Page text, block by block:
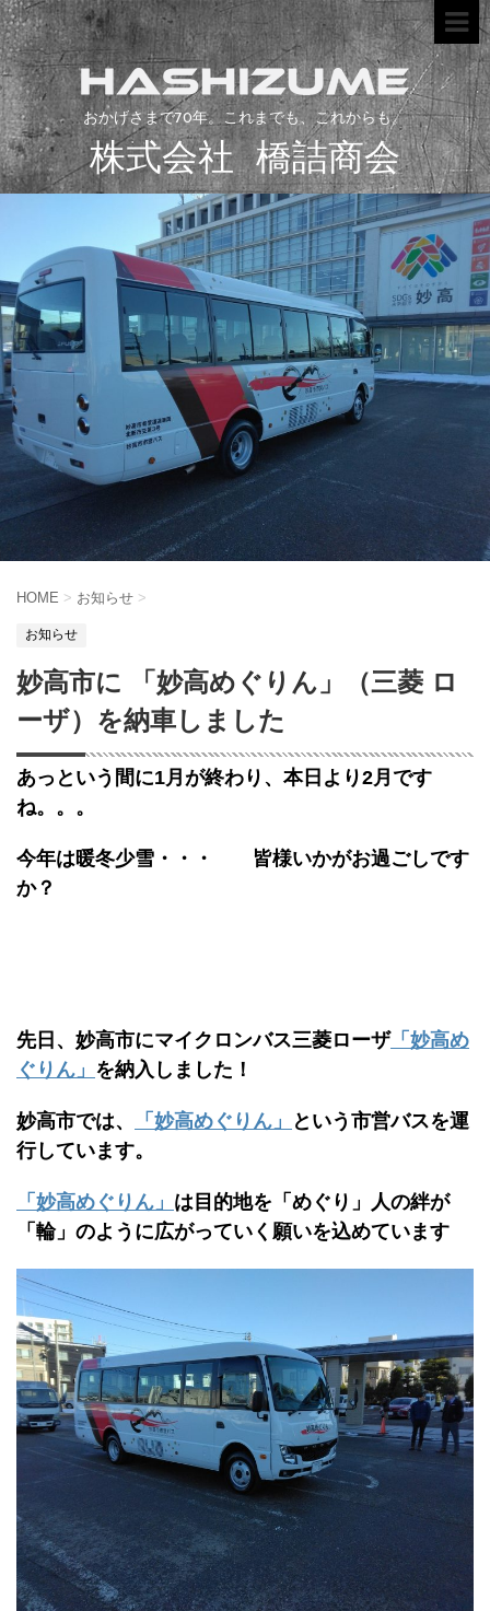
おかげさまで70年。これまでも、これからも。
株式会社 橋詰商会
HOME > お知らせ >
お知らせ
妙高市に 「妙高めぐりん」（三菱 ロ
ーザ）を納車しました
あっという間に1月が終わり、本日より2月です
ね。。。
今年は暖冬少雪・・・ 皆様いかがお過ごしです
か？
先日、妙高市にマイクロンバス三菱ローザ「妙高め
ぐりん」 を納入しました！
妙高市では、 「妙高めぐりん」
という市営バスを運
行しています。
「妙高めぐりん」 は目的地を「めぐり」人の絆が
「輪」のように広がっていく願いを込めています